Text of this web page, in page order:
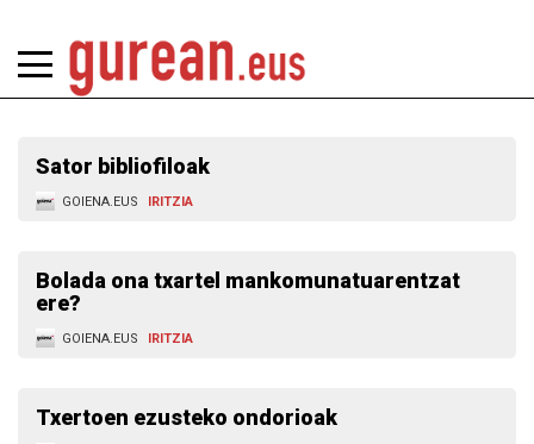
Sator bibliofiloak
GOIENA.EUS IRITZIA
Bolada ona txartel mankomunatuarentzat
ere?
GOIENA.EUS IRITZIA
Txertoen ezusteko ondorioak